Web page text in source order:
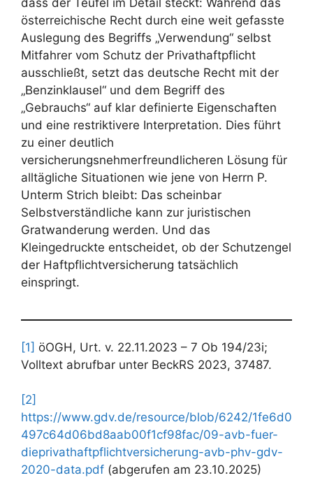
dass der Teufel im Detail steckt: Während das
österreichische Recht durch eine weit gefasste
Auslegung des Begriffs „Verwendung“ selbst
Mitfahrer vom Schutz der Privathaftpflicht
ausschließt, setzt das deutsche Recht mit der
„Benzinklausel“ und dem Begriff des
„Gebrauchs“ auf klar definierte Eigenschaften
und eine restriktivere Interpretation. Dies führt
zu einer deutlich
versicherungsnehmerfreundlicheren Lösung für
alltägliche Situationen wie jene von Herrn P.
Unterm Strich bleibt: Das scheinbar
Selbstverständliche kann zur juristischen
Gratwanderung werden. Und das
Kleingedruckte entscheidet, ob der Schutzengel
der Haftpflichtversicherung tatsächlich
einspringt.
[1] öOGH, Urt. v. 22.11.2023 – 7 Ob 194/23i;
Volltext abrufbar unter BeckRS 2023, 37487.
[2]
https://www.gdv.de/resource/blob/6242/1fe6d0
497c64d06bd8aab00f1cf98fac/09-avb-fuer-
dieprivathaftpflichtversicherung-avb-phv-gdv-
2020-data.pdf (abgerufen am 23.10.2025)